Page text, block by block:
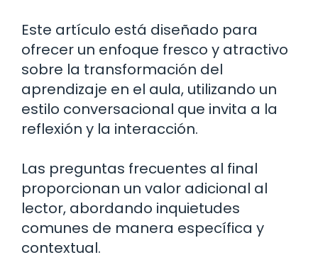
Este artículo está diseñado para
ofrecer un enfoque fresco y atractivo
sobre la transformación del
aprendizaje en el aula, utilizando un
estilo conversacional que invita a la
reflexión y la interacción.
Las preguntas frecuentes al final
proporcionan un valor adicional al
lector, abordando inquietudes
comunes de manera específica y
contextual.